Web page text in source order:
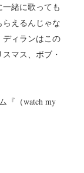
緒に歌っても
えるんじゃな
ディランはこの
マス、ボブ・
『（watch my